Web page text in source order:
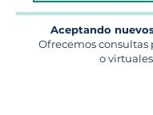
Aceptando
Ofrecemos consultas
o